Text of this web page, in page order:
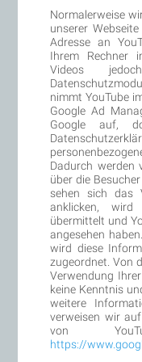
Normalerweise
unserer
Adresse an
Ihrem Rechner
Videos
nimmt YouTube
Google Ad
Google auf,
Dadurch werden
über die
sehen sich das
anklicken, wird
übermittelt und
angesehen
wird diese
zugeordnet. Von
Verwendung
keine Kenntnis
weitere
verweisen wir
von
https://